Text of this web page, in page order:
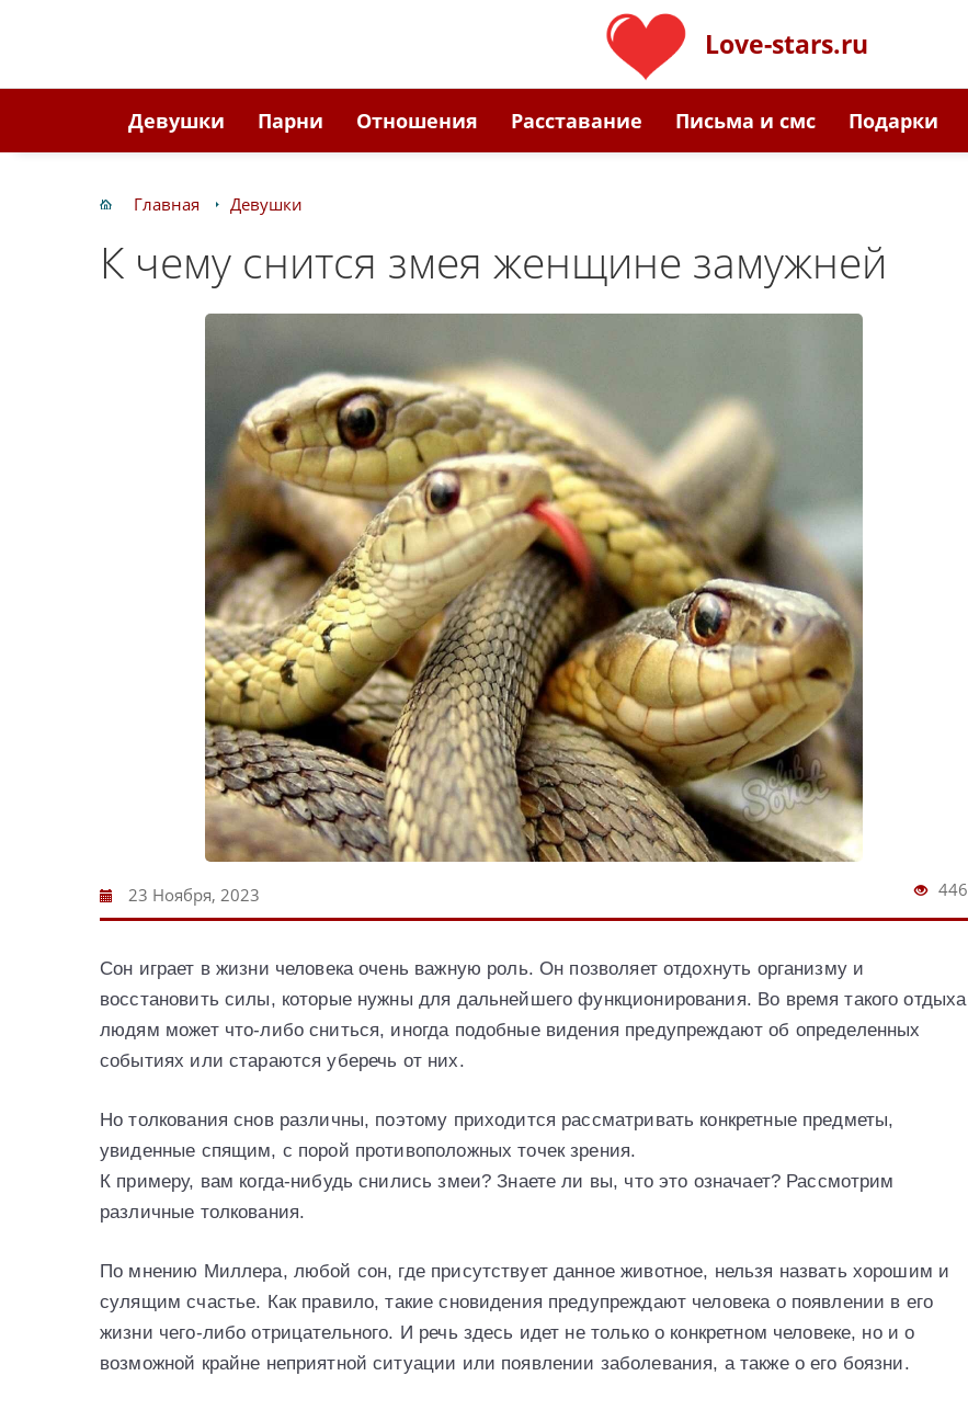
Love-stars.ru
Девушки Парни Отношения Расставание Письма и смс Подарки
Главная Девушки
К чему снится змея женщине замужней
23 Ноября, 2023 446
Сон играет в жизни человека очень важную роль. Он позволяет отдохнуть организму и
восстановить силы, которые нужны для дальнейшего функционирования. Во время такого отдыха
людям может что-либо сниться, иногда подобные видения предупреждают об определенных
событиях или стараются уберечь от них.
Но толкования снов различны, поэтому приходится рассматривать конкретные предметы,
увиденные спящим, с порой противоположных точек зрения.
К примеру, вам когда-нибудь снились змеи? Знаете ли вы, что это означает? Рассмотрим
различные толкования.
По мнению Миллера, любой сон, где присутствует данное животное, нельзя назвать хорошим и
сулящим счастье. Как правило, такие сновидения предупреждают человека о появлении в его
жизни чего-либо отрицательного. И речь здесь идет не только о конкретном человеке, но и о
возможной крайне неприятной ситуации или появлении заболевания, а также о его боязни.